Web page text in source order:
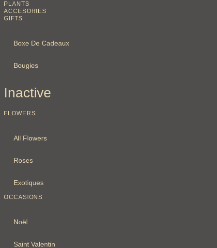
PLANTS
ACCESORIES
GIFTS
Boxe De Cadeaux
Bougies
Inactive
FLOWERS
All Flowers
Roses
Exotiques
OCCASIONS
Noël
Saint Valentin